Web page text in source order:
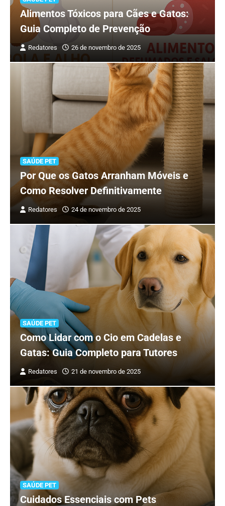
Alimentos Tóxicos para Cães e Gatos:
Guia Completo de Prevenção
Redatores 26 de novembro de 2025
SAÚDE PET
Por Que os Gatos Arranham Móveis e
Como Resolver Definitivamente
Redatores 24 de novembro de 2025
SAÚDE PET
Como Lidar com o Cio em Cadelas e
Gatas: Guia Completo para Tutores
Redatores 21 de novembro de 2025
SAÚDE PET
Cuidados Essenciais com Pets